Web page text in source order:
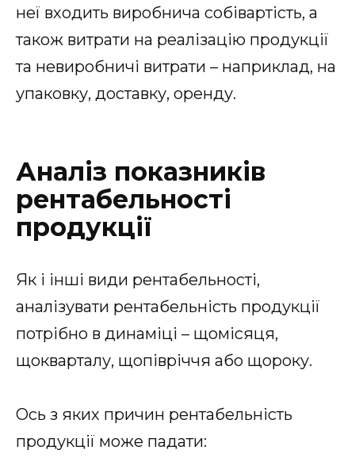
неї входить виробнича собівартість, а
також витрати на реалізацію продукції
та невиробничі витрати – наприклад, на
упаковку, доставку, оренду.
Аналіз показників
рентабельності
продукції
Як і інші види рентабельності,
аналізувати рентабельність продукції
потрібно в динаміці – щомісяця,
щокварталу, щопівріччя або щороку.
Ось з яких причин рентабельність
продукції може падати: